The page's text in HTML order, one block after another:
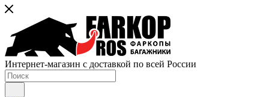
Интернет-магазин с доставкой по всей России